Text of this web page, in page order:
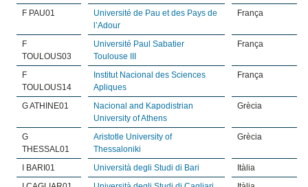
F PAU01
Université de Pau et des Pays de
l’Adour
França
F
TOULOUS03
Université Paul Sabatier
Toulouse III
França
F
TOULOUS14
Institut Nacional des Sciences
Apliques
França
G ATHINE01
Nacional and Kapodistrian
University of Athens
Grècia
G
THESSAL01
Aristotle University of
Thessaloniki
Grècia
I BARI01 Università degli Studi di Bari
Itàlia